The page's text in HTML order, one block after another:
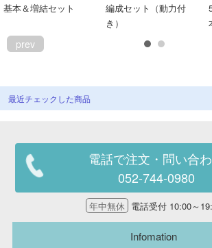
基本＆増結セット
編成セット（動力付
き）
prev
最近チェックした商品
電話で注文・問い合
052-744-0980
年中無休 電話受付 10:00～
Infomation